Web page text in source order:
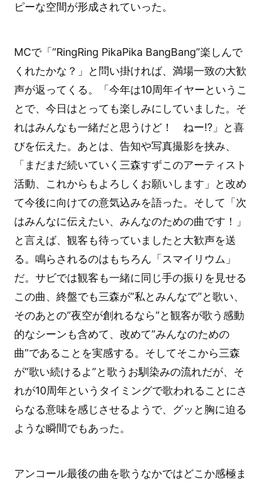
ピーな空間が形成されていった。
MCで「”RingRing PikaPika BangBang”楽しんで
くれたかな？」と問い掛ければ、満場一致の大歓
声が返ってくる。「今年は10周年イヤーというこ
とで、今日はとっても楽しみにしていました。そ
れはみんなも一緒だと思うけど！ ねー!?」と喜
びを伝えた。あとは、告知や写真撮影を挟み、
「まだまだ続いていく三森すずこのアーティスト
活動、これからもよろしくお願いします」と改め
て今後に向けての意気込みを語った。そして「次
はみんなに伝えたい、みんなのための曲です！」
と言えば、観客も待っていましたと大歓声を送
る。鳴らされるのはもちろん「スマイリウム」
だ。サビでは観客も一緒に同じ手の振りを見せる
この曲、終盤でも三森が”私とみんなで”と歌い、
そのあとの”夜空が創れるなら”と観客が歌う感動
的なシーンも含めて、改めて”みんなのための
曲”であることを実感する。そしてそこから三森
が”歌い続けるよ”と歌うお馴染みの流れだが、そ
れが10周年というタイミングで歌われることにさ
らなる意味を感じさせるようで、グッと胸に迫る
ような瞬間でもあった。
アンコール最後の曲を歌うなかではどこか感極ま